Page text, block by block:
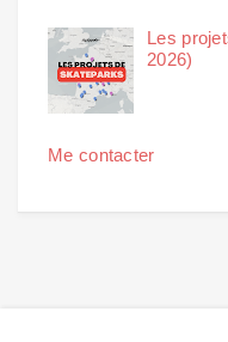
Les
2026)
Me contacter